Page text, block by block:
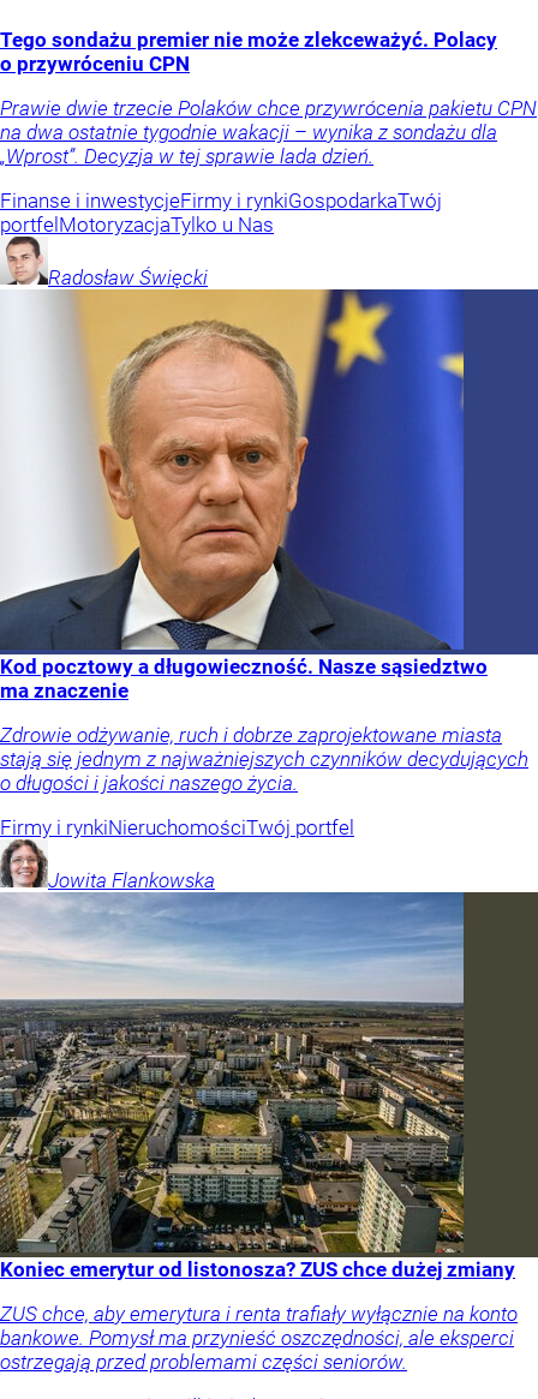
Tego sondażu premier nie może zlekceważyć. Polacy
o przywróceniu CPN
Prawie dwie trzecie Polaków chce przywrócenia pakietu CPN
na dwa ostatnie tygodnie wakacji – wynika z sondażu dla
„Wprost”. Decyzja w tej sprawie lada dzień.
Finanse i inwestycjeFirmy i rynkiGospodarkaTwój
portfel MotoryzacjaTylko u Nas
Radosław Święcki
Kod pocztowy a długowieczność. Nasze sąsiedztwo
ma znaczenie
Zdrowie odżywanie, ruch i dobrze zaprojektowane miasta
stają się jednym z najważniejszych czynników decydujących
o długości i jakości naszego życia.
Firmy i rynkiNieruchomościTwój portfel
Jowita Flankowska
Koniec emerytur od listonosza? ZUS chce dużej zmiany
ZUS chce, aby emerytura i renta trafiały wyłącznie na konto
bankowe. Pomysł ma przynieść oszczędności, ale eksperci
ostrzegają przed problemami części seniorów.